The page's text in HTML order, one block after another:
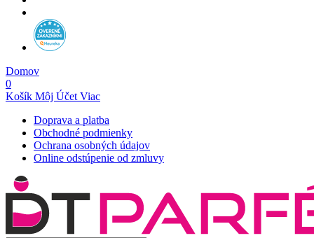
Domov
0
Košík Môj Účet Viac
Doprava a platba
Obchodné podmienky
Ochrana osobných údajov
Online odstúpenie od zmluvy